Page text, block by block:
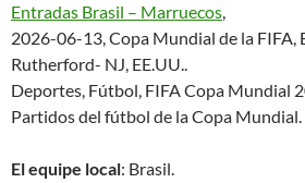
Entradas Brasil – Marruecos,
2026-06-13, Copa Mundial de la FIFA,
Rutherford- NJ, EE.UU..
Deportes, Fútbol, FIFA Copa Mundial
Partidos del fútbol de la Copa Mundial.
El equipe local: Brasil.